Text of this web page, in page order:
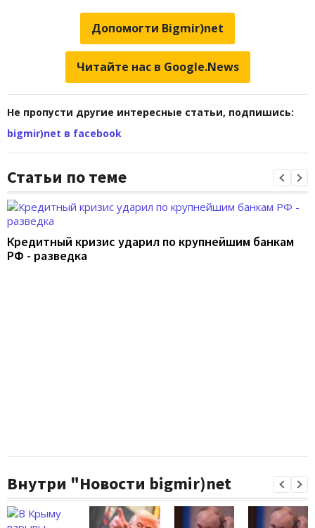
Допомогти Bigmir)net
Читайте нас в Google.News
Не пропусти другие интересные статьи, подпишись:
bigmir)net в facebook
Статьи по теме
Кредитный кризис ударил по крупнейшим банкам
РФ - разведка
Внутри "Новости bigmir)net